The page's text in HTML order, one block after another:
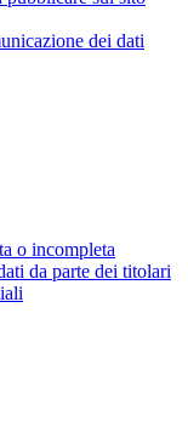
dei dati
o incompleta
da parte dei titolari